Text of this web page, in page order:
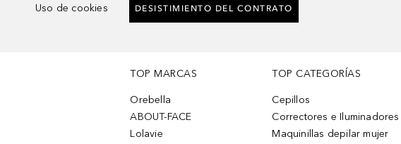
Uso de cookies
DESISTIMIENTO DEL CONTRATO
TOP MARCAS
Orebella
ABOUT-FACE
Lolavie
TOP CATEGORÍAS
Cepillos
Correctores e Iluminadores
Maquinillas depilar mujer